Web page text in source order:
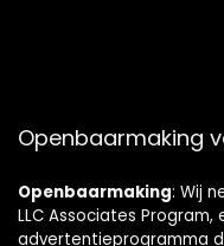
Openbaarmaking
Openbaarmaking: Wij
LLC Associates
advertentieprogramma